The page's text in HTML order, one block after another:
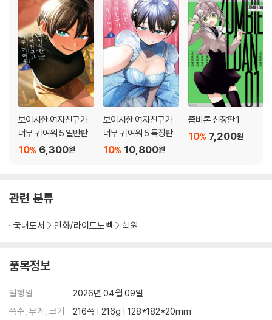
보이시한 여자친구가
너무 귀여워 5 일반판
6,300원
10%
보이시한 여자친구가
너무 귀여워 5 특장판
10,800원
10%
좀비론 신장판 1
7,200원
10%
관련 분류
국내도서 만화/라이트노벨 학원
품목정보
발행일
2026년 04월 09일
쪽수, 무게, 크기
216쪽 | 216g | 128*182*20mm